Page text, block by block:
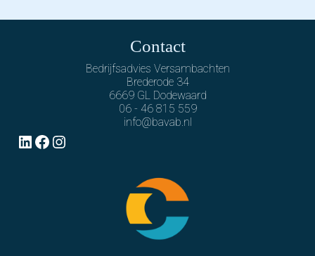
Contact
Bedrijfsadvies Versambachten
Brederode 34
6669 GL Dodewaard
06 - 46 815 559
info@bavab.nl
LinkedIn
Facebook
Instagram